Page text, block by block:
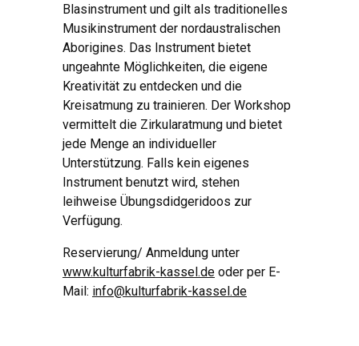
Blasinstrument und gilt als traditionelles
Musikinstrument der nordaustralischen
Aborigines. Das Instrument bietet
ungeahnte Möglichkeiten, die eigene
Kreativität zu entdecken und die
Kreisatmung zu trainieren. Der Workshop
vermittelt die Zirkularatmung und bietet
jede Menge an individueller
Unterstützung. Falls kein eigenes
Instrument benutzt wird, stehen
leihweise Übungsdidgeridoos zur
Verfügung.
Reservierung/ Anmeldung unter
www.kulturfabrik-kassel.de oder per E-
Mail: info@kulturfabrik-kassel.de